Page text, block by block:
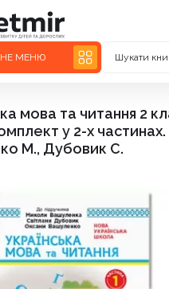
МЕНЮ Шукати
мова та читання 2
у 2-х
М., Дубовик С.